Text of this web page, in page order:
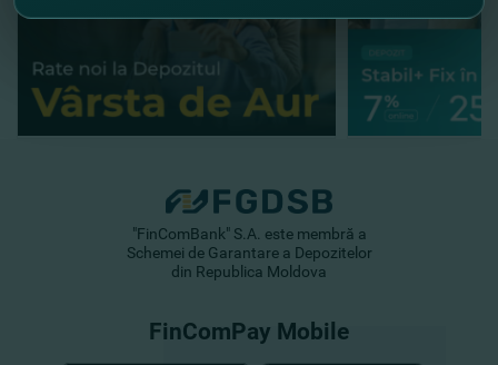
"FinComBank" S.A. este membră a
Schemei de Garantare a Depozitelor
din Republica Moldova
FinComPay Mobile